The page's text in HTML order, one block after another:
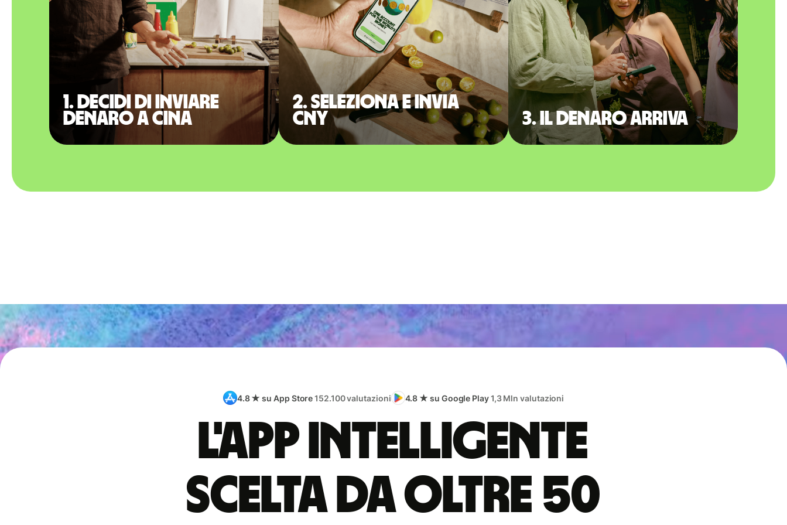
1. Decidi di inviare
denaro a Cina
2. Seleziona e invia
CNY
3. Il denaro arriva
4.8 ★ su App Store152.100 valutazioni 4.8 ★ su Google Play1,3 Mln valutazioni
L'app intelligente
scelta da oltre 50